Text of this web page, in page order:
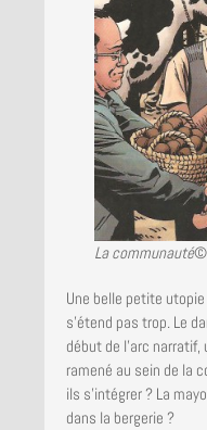
La communauté
Une belle petite
s’étend pas trop. Le
début de l’arc
ramené au sein de la
ils s’intégrer ? La
dans la bergerie ?